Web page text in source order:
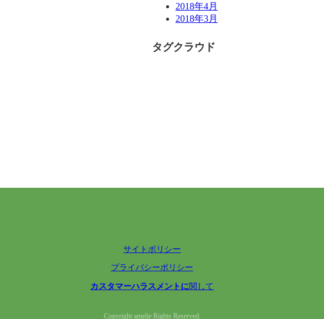
2018年4月
2018年3月
タグクラウド
サイトポリシー
プライバシーポリシー
カスタマーハラスメントに関して
Copyright amelie Rights Reserved.